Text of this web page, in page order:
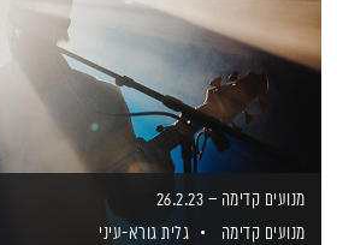
מנועים קדימה – 26.2.23
מנועים קדימה
גלית גורא-עיני